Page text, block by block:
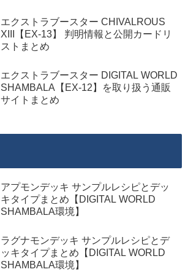
エクストラブースター CHIVALROUS
XIII【EX-13】 判明情報と公開カードリ
ストまとめ
エクストラブースター DIGITAL WORLD
SHAMBALA【EX-12】を取り扱う通販
サイトまとめ
アプモンデッキ サンプルレシピとデッ
キタイプまとめ【DIGITAL WORLD
SHAMBALA環境】
ラグナモンデッキ サンプルレシピとデ
ッキタイプまとめ【DIGITAL WORLD
SHAMBALA環境】